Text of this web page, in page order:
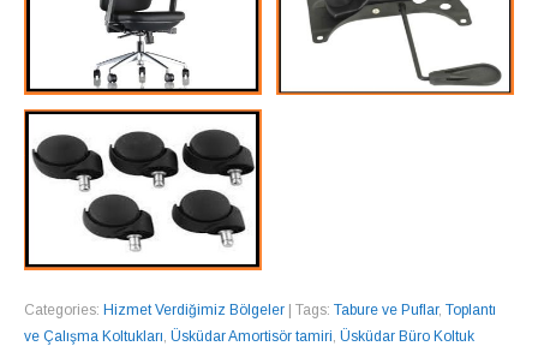
Categories: Hizmet Verdiğimiz Bölgeler | Tags: Tabure ve Puflar, Toplantı
ve Çalışma Koltukları, Üsküdar Amortisör tamiri, Üsküdar Büro Koltuk